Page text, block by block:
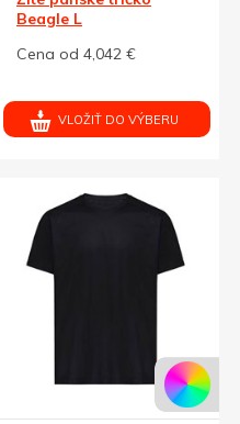
Beagle L
Cena od 4,042 €
VLOŽIŤ DO VÝBERU